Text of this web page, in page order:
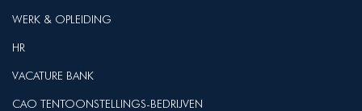
WERK & OPLEIDING
HR
VACATURE BANK
CAO TENTOONSTELLINGS-BEDRIJVEN